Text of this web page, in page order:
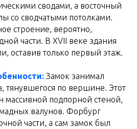
сводами, а восточный
со сводчатыми потолками.
строение, вероятно,
части. В XVII веке здания
оставив только первый этаж.
Замок занимал
тянувшегося по вершине. Этот
массивной подпорной стеной,
валунов. Форбург
части, а сам замок был